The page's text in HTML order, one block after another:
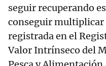
seguir recuperando
conseguir multiplicar
registrada en el
Valor Intrínseco del